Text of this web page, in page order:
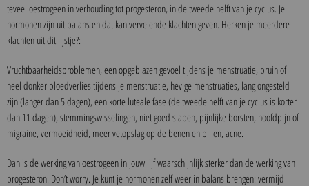
teveel oestrogeen in verhouding tot progesteron, in de tweede helft van je cyclus. Je
hormonen zijn uit balans en dat kan vervelende klachten geven. Herken je meerdere
klachten uit dit lijstje?:
Vruchtbaarheidsproblemen, een opgeblazen gevoel tijdens je menstruatie, bruin of
heel donker bloedverlies tijdens je menstruatie, hevige menstruaties, lang ongesteld
zijn (langer dan 5 dagen), een korte luteale fase (de tweede helft van je cyclus is korter
dan 11 dagen), stemmingswisselingen, niet goed slapen, pijnlijke borsten, hoofdpijn of
migraine, vermoeidheid, meer vetopslag op de benen en billen, acne.
Dan is de werking van oestrogeen in jouw lijf waarschijnlijk sterker dan de werking van
progesteron. Don’t worry. Je kunt je hormonen zelf weer in balans brengen: vermijd